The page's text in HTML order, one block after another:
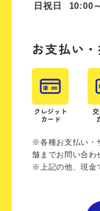
日祝日
10:00
お支払い
クレジット
カード
※各種お支払い・
舗までお問い合わ
※上記の他、現金